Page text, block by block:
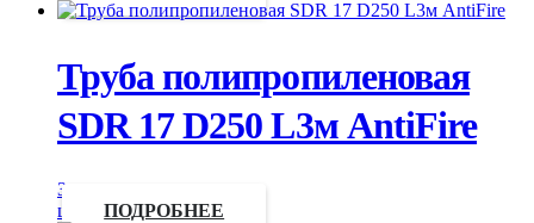
Труба полипропиленовая
SDR 17 D250 L3м AntiFire
Запросить
цену
ПОДРОБНЕЕ